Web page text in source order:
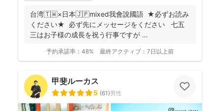
台湾🇹🇼×日本🇯🇵mixed我會說國語 ★必ずお読み
ください★ 必ず先にメッセージをください 七五
三はお子様の成長を祝う行事ですが ...
予約承諾率： 48% 最終アクティブ： 7日以上前
甲斐ルーカス
5 (61)男性